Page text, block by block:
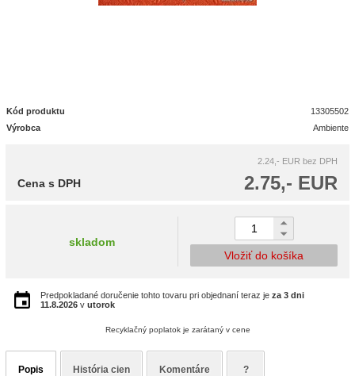
Kód produktu
13305502
Výrobca
Ambiente
2.24,- EUR bez DPH
2.75,- EUR
Cena s DPH
skladom
Vložiť do košíka
Predpokladané doručenie tohto tovaru pri objednaní teraz je za 3 dni
11.8.2026 v utorok
Recyklačný poplatok je zarátaný v cene
Popis História cien Komentáre ?